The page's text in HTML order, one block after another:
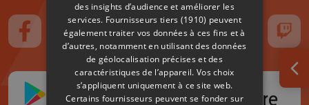
Suivez-nous sur FaceBook
Suivez-nous sur Instagram
Suivez-nous sur TikTok
Suivez-nous sur YouTube
Suivez-nous
des insights d’audience et améliorer les
services. Fournisseurs tiers (1910) peuvent
également traiter vos données à ces fins et à
d’autres, notamment en utilisant des données
de géolocalisation précises et des
caractéristiques de l’appareil. Vos choix
s’appliquent uniquement à ce site web.
Certains fournisseurs peuvent se fonder sur